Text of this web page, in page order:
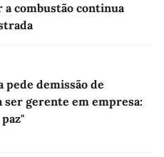
combustão continua
pede demissão de
gerente em empresa: